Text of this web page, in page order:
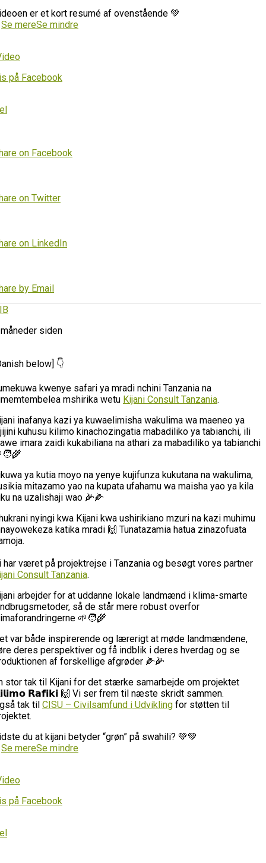
er et kort resumé af ovenstående 💚
Se mereSe mindre
på Facebook
on Facebook
on Twitter
on LinkedIn
by Email
siden
below] 👇
kwenye safari ya mradi nchini Tanzania na
mshirika wetu Kijani Consult Tanzania.
inafanya kazi ya kuwaelimisha wakulima wa maeneo ya
kuhusu kilimo kinachozingatia mabadiliko ya tabianchi, ili
imara zaidi kukabiliana na athari za mabadiliko ya tabianchi
ya kutia moyo na yenye kujifunza kukutana na wakulima,
mitazamo yao na kupata ufahamu wa maisha yao ya kila
na uzalishaji wao 🌽🌽
nyingi kwa Kijani kwa ushirikiano mzuri na kazi muhimu
katika mradi 🙌 Tunatazamia hatua zinazofuata
har været på projektrejse i Tanzania og besøgt vores partner
Consult Tanzania.
arbejder for at uddanne lokale landmænd i klima-smarte
så de står mere robust overfor
🌱🧑‍🌾
var både inspirerende og lærerigt at møde landmændene,
deres perspektiver og få indblik i deres hverdag og se
af forskellige afgrøder 🌽🌽
stor tak til Kijani for det stærke samarbejde om projektet
𝗥𝗮𝗳𝗶𝗸𝗶 🙌 Vi ser frem til næste skridt sammen.
tak til CISU – Civilsamfund i Udvikling for støtten til
du at kijani betyder “grøn” på swahili? 💚💚
Se mereSe mindre
på Facebook